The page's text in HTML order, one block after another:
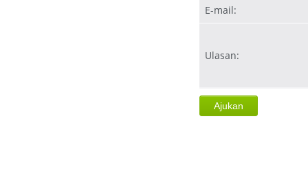
E-mail:
Ulasan: